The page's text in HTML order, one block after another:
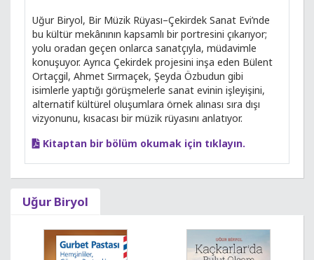
Uğur Biryol, Bir Müzik Rüyası–Çekirdek Sanat Evi’nde
bu kültür mekânının kapsamlı bir portresini çıkarıyor;
yolu oradan geçen onlarca sanatçıyla, müdavimle
konuşuyor. Ayrıca Çekirdek projesini inşa eden Bülent
Ortaçgil, Ahmet Sırmaçek, Şeyda Özbudun gibi
isimlerle yaptığı görüşmelerle sanat evinin işleyişini,
alternatif kültürel oluşumlara örnek alınası sıra dışı
vizyonunu, kısacası bir müzik rüyasını anlatıyor.
Kitaptan bir bölüm okumak için tıklayın.
Uğur Biryol